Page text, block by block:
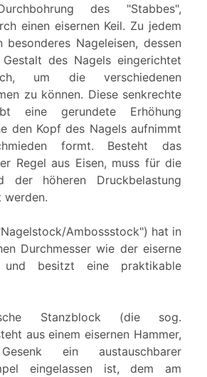
des "Stabbes",
einen eisernen Keil. Zu jedem
Nageleisen, dessen
des Nagels eingerichtet
um die verschiedenen
zu können. Diese senkrechte
eine gerundete Erhöhung
den Kopf des Nagels aufnimmt
formt. Besteht das
Regel aus Eisen, muss für die
der höheren Druckbelastung
werden.
Ambossstock") hat in
Durchmesser wie der eiserne
und besitzt eine praktikable
Stanzblock (die sog.
aus einem eisernen Hammer,
ein austauschbarer
eingelassen ist, dem am